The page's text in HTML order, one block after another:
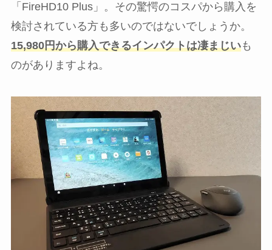
「FireHD10 Plus」。その驚愕のコスパから購入を
検討されている方も多いのではないでしょうか。
15,980円から購入できるインパクトは凄まじいも
のがありますよね。